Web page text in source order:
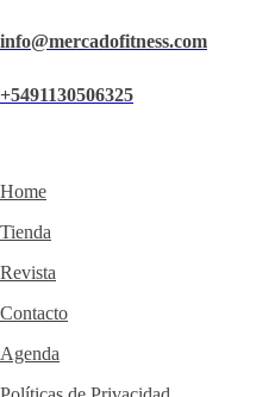
info@mercadofitness.com
+5491130506325
Home
Tienda
Revista
Contacto
Agenda